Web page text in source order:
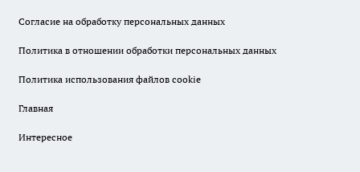
Согласие на обработку персональных данных
Политика в отношении обработки персональных данных
Политика использования файлов cookie
Главная
Интересное